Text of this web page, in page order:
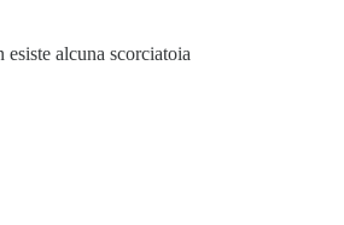
alcuna scorciatoia